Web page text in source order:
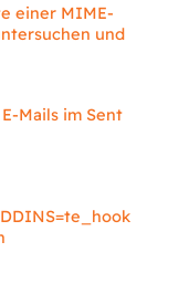
einer MIME-
und
Mails im Sent